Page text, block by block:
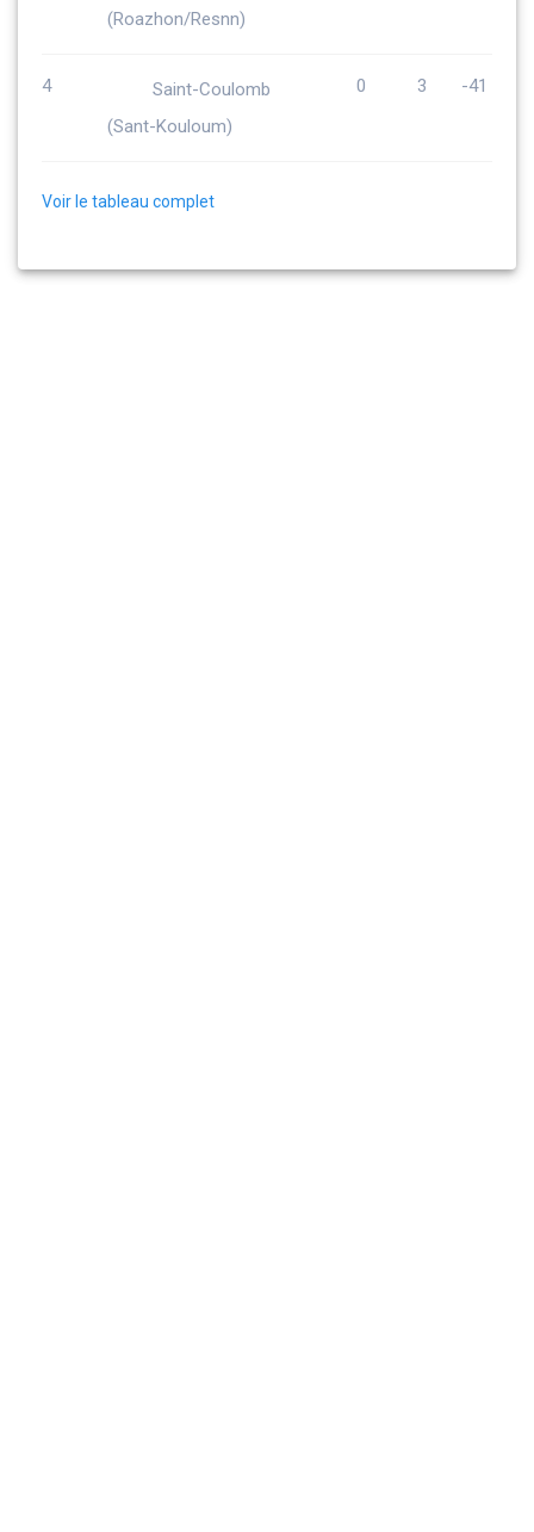
(Roazhon/Resnn)
4
Saint-Coulomb
(Sant-Kouloum)
0 3 -41
Voir le tableau complet